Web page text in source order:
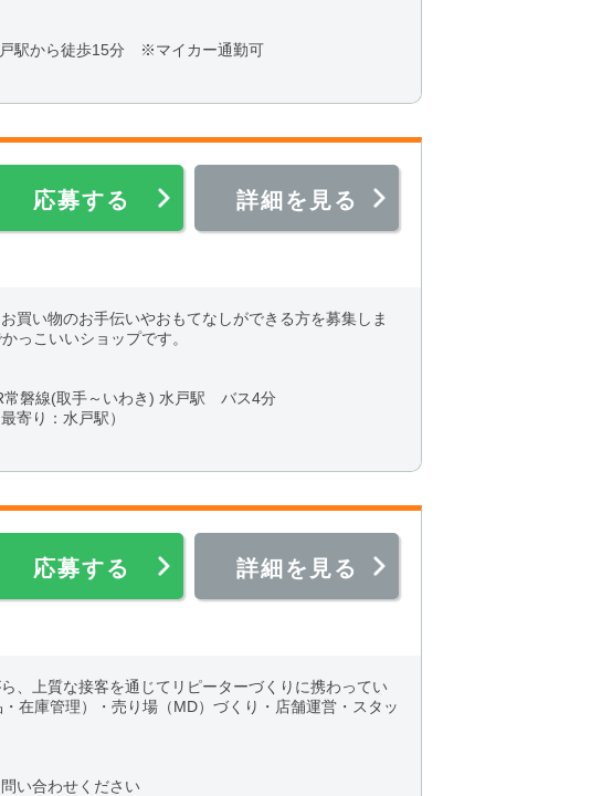
駅から徒歩15分 ※マイカー通勤可
応募する 詳細を見る
物のお手伝いやおもてなしができる方を募集しま
っこいいショップです。
常磐線(取手～いわき) 水戸駅 バス4分
最寄り：水戸駅）
応募する 詳細を見る
、上質な接客を通じてリピーターづくりに携わってい
在庫管理）・売り場（MD）づくり・店舗運営・スタッ
い合わせください